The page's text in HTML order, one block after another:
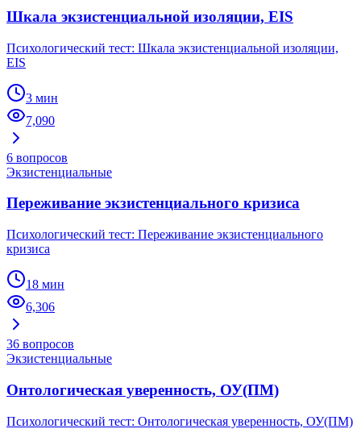
Шкала экзистенциальной изоляции, EIS
Психологический тест: Шкала экзистенциальной изоляции,
EIS
3 мин
7,090
6 вопросов
Экзистенциальные
Переживание экзистенциального кризиса
Психологический тест: Переживание экзистенциального
кризиса
18 мин
6,306
36 вопросов
Экзистенциальные
Онтологическая уверенность, ОУ(ПМ)
Психологический тест: Онтологическая уверенность, ОУ(ПМ)